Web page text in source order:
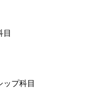
目
ップ科目